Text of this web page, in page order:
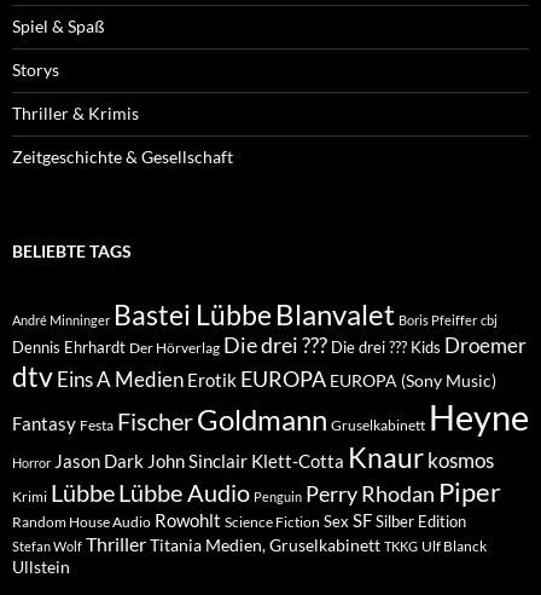
Spiel & Spaß
Storys
Thriller & Krimis
Zeitgeschichte & Gesellschaft
BELIEBTE TAGS
André Minninger Bastei Lübbe Blanvalet Boris Pfeiffer cbj
Dennis Ehrhardt Der Hörverlag Die drei ??? Die drei ??? Kids Droemer
dtvEins A Medien Erotik EUROPA EUROPA (Sony Music)
Fantasy Festa FischerGoldmann Gruselkabinett Heyne
Horror Jason Dark John Sinclair Klett-Cotta Knaur kosmos
Krimi LübbeLübbe Audio Penguin Perry Rhodan Piper
Random House Audio Rowohlt Science Fiction Sex SFSilber Edition
Stefan Wolf ThrillerTitania Medien, Gruselkabinett TKKG Ulf Blanck
Ullstein